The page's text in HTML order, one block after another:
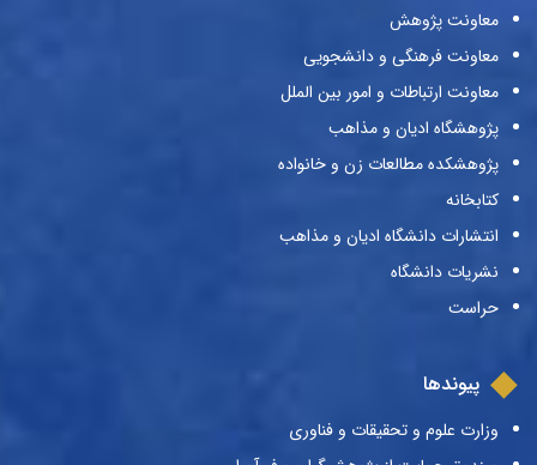
معاونت پژوهش
معاونت فرهنگی و دانشجویی
معاونت ارتباطات و امور بین الملل
پژوهشگاه ادیان و مذاهب
پژوهشکده مطالعات زن و خانواده
کتابخانه
انتشارات دانشگاه ادیان و مذاهب
نشریات دانشگاه
حراست
پیوندها
وزارت علوم و تحقیقات و فناوری